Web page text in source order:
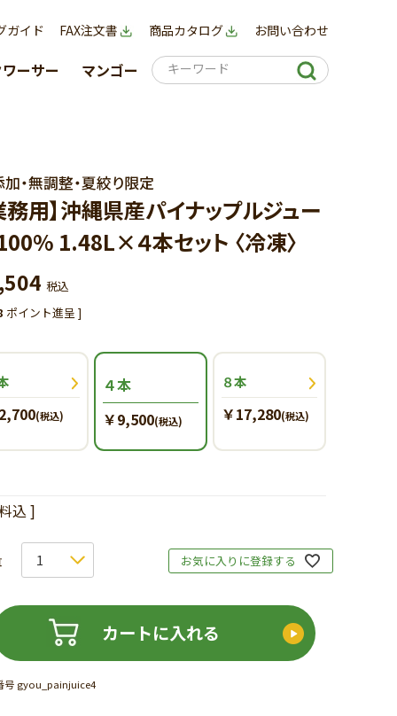
ガイド FAX注文書 商品カタログ お問い合わせ
ーサー マンゴー
・無調整・夏絞り限定
務用】沖縄県産パイナップルジュー
1.48L×４本セット 〈冷凍〉
税込
ポイント進呈 ]
(税込)
４本
￥9,500(税込)
８本
￥17,280(税込)
込
お気に入りに登録する
カートに入れる
号 gyou_painjuice4